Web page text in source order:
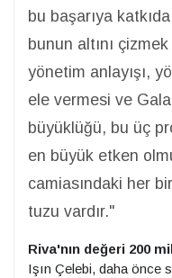
bu başarıya
bunun altını
yönetim anlayışı,
ele vermesi ve
büyüklüğü, bu üç
en büyük etken
camiasındaki her
tuzu vardır."
Riva'nın değeri 200
Işın Çelebi, daha önce